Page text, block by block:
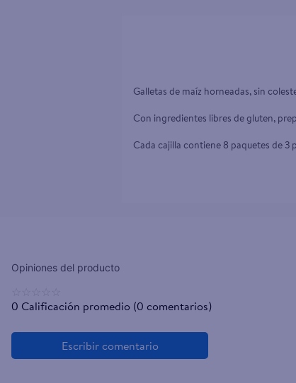
Galletas de maíz horneadas, sin
Con ingredientes libres de gluten,
Cada cajilla contiene 8 paquetes de 3
0 Calificación promedio (0 comentarios)